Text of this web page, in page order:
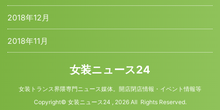
2018年12月
2018年11月
女装ニュース24
女装トランス界隈専門ニュース媒体。開店閉店情報・イベント情報等
Copyright© 女装ニュース24 , 2026 All Rights Reserved.